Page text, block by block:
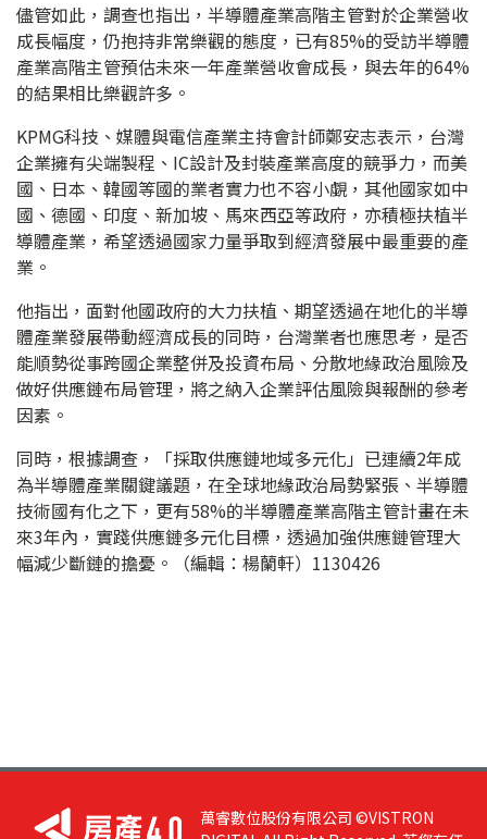
儘管如此，調查也指出，半導體產業高階主管對於企業營收
成長幅度，仍抱持非常樂觀的態度，已有85%的受訪半導體
產業高階主管預估未來一年產業營收會成長，與去年的64%
的結果相比樂觀許多。
KPMG科技、媒體與電信產業主持會計師鄭安志表示，台灣
企業擁有尖端製程、IC設計及封裝產業高度的競爭力，而美
國、日本、韓國等國的業者實力也不容小覷，其他國家如中
國、德國、印度、新加坡、馬來西亞等政府，亦積極扶植半
導體產業，希望透過國家力量爭取到經濟發展中最重要的產
業。
他指出，面對他國政府的大力扶植、期望透過在地化的半導
體產業發展帶動經濟成長的同時，台灣業者也應思考，是否
能順勢從事跨國企業整併及投資布局、分散地緣政治風險及
做好供應鏈布局管理，將之納入企業評估風險與報酬的參考
因素。
同時，根據調查，「採取供應鏈地域多元化」已連續2年成
為半導體產業關鍵議題，在全球地緣政治局勢緊張、半導體
技術國有化之下，更有58%的半導體產業高階主管計畫在未
來3年內，實踐供應鏈多元化目標，透過加強供應鏈管理大
幅減少斷鏈的擔憂。（編輯：楊蘭軒）1130426
萬睿數位股份有限公司 ©VISTRON